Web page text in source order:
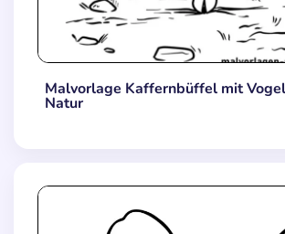
Malvorlage Kaffernbüffel mit
Natur